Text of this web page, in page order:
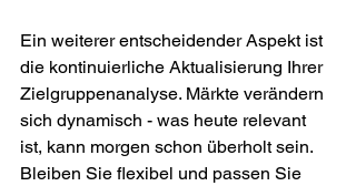
Ein weiterer entscheidender Aspekt ist
die kontinuierliche Aktualisierung Ihrer
Zielgruppenanalyse. Märkte verändern
sich dynamisch - was heute relevant
ist, kann morgen schon überholt sein.
Bleiben Sie flexibel und passen Sie